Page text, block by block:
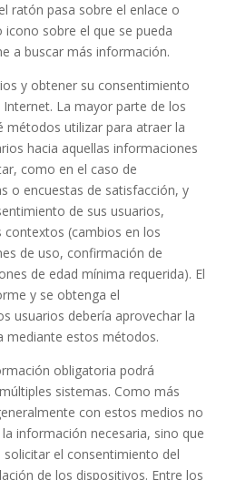
ratón pasa sobre el enlace o
sobre el que se pueda
a buscar más información.
y obtener su consentimiento
La mayor parte de los
métodos utilizar para atraer la
hacia aquellas informaciones
como en el caso de
o encuestas de satisfacción, y
de sus usuarios,
contextos (cambios en los
de uso, confirmación de
de edad mínima requerida). El
y se obtenga el
usuarios debería aprovechar la
mediante estos métodos.
obligatoria podrá
sistemas. Como más
con estos medios no
información necesaria, sino que
el consentimiento del
de los dispositivos. Entre los